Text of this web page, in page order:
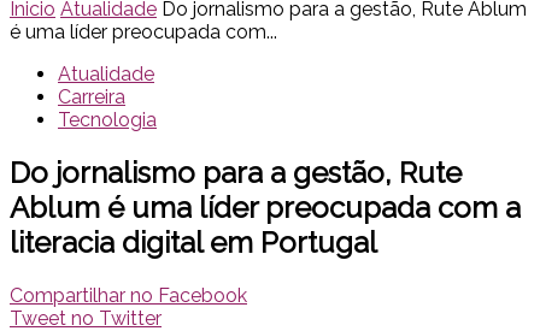
Inicio Atualidade Do jornalismo para a gestão, Rute Ablum
é uma líder preocupada com...
Atualidade
Carreira
Tecnologia
Do jornalismo para a gestão, Rute
Ablum é uma líder preocupada com a
literacia digital em Portugal
Compartilhar no Facebook
Tweet no Twitter